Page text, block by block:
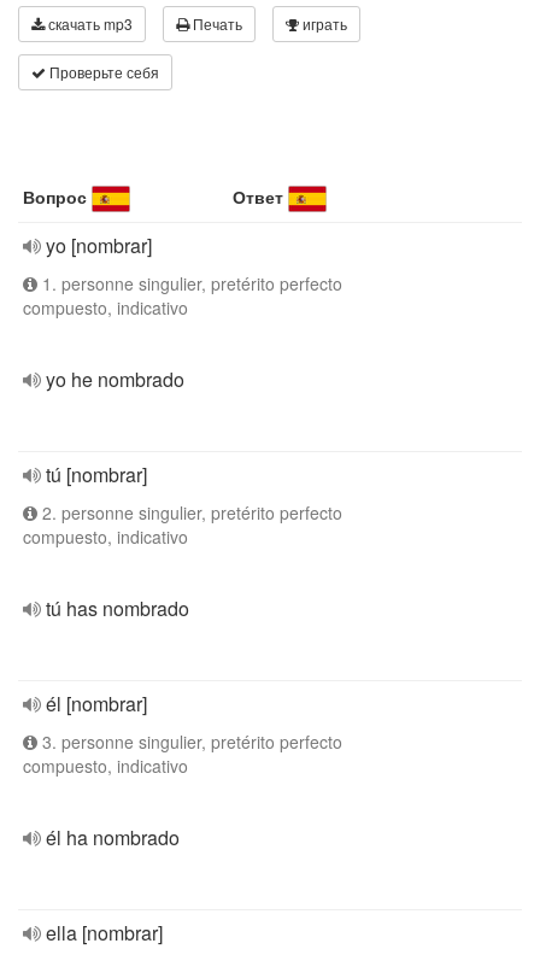
скачать mp3 Печать играть
Проверьте себя
Вопрос Ответ
yo [nombrar]
1. personne singulier, pretérito perfecto
compuesto, indicativo
yo he nombrado
tú [nombrar]
2. personne singulier, pretérito perfecto
compuesto, indicativo
tú has nombrado
él [nombrar]
3. personne singulier, pretérito perfecto
compuesto, indicativo
él ha nombrado
ella [nombrar]